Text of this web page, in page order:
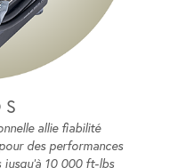
S
allie fiabilité
des performances
10 000 ft-lbs